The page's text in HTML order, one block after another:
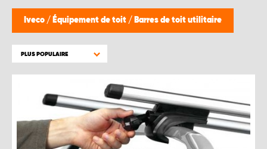
Iveco / Équipement de toit / Barres de toit utilitaire
PLUS POPULAIRE
WORK SYSTEM WEST BY PRO-VAN